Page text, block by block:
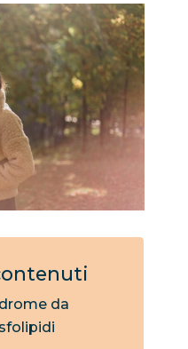
da